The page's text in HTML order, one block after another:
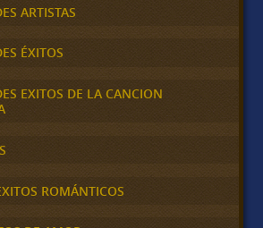
ARTISTAS
ÉXITOS
EXITOS DE LA CANCION
ROMÁNTICOS